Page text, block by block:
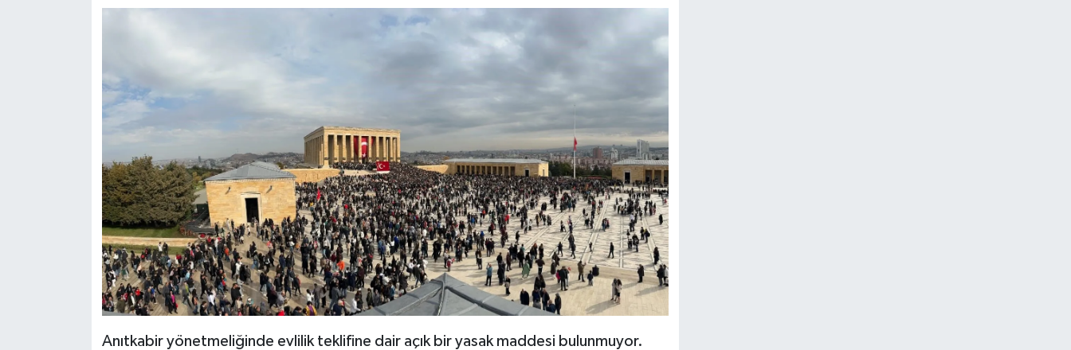
Anıtkabir yönetmeliğinde evlilik teklifine dair açık bir yasak maddesi bulunmuyor.